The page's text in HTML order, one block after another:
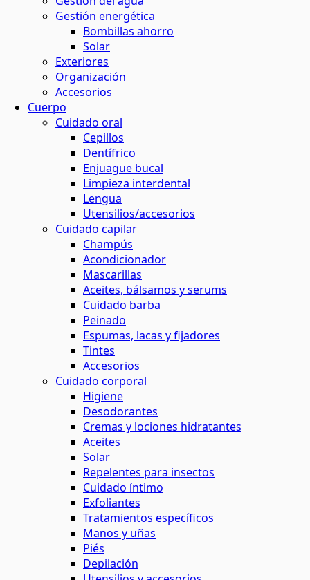
Gestión energética
Bombillas ahorro
Solar
Exteriores
Organización
Accesorios
Cuerpo
Cuidado oral
Cepillos
Dentífrico
Enjuague bucal
Limpieza interdental
Lengua
Utensilios/accesorios
Cuidado capilar
Champús
Acondicionador
Mascarillas
Aceites, bálsamos y serums
Cuidado barba
Peinado
Espumas, lacas y fijadores
Tintes
Accesorios
Cuidado corporal
Higiene
Desodorantes
Cremas y lociones hidratantes
Aceites
Solar
Repelentes para insectos
Cuidado íntimo
Exfoliantes
Tratamientos específicos
Manos y uñas
Piés
Depilación